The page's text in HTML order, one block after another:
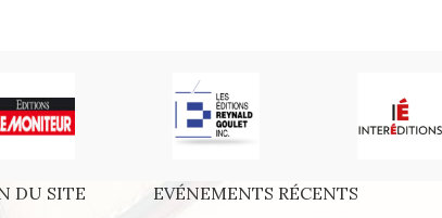
DU SITE EVÉNEMENTS RÉCENTS